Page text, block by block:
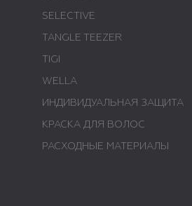
SELECTIVE
TANGLE TEEZER
TIGI
WELLA
ИНДИВИДУАЛЬНАЯ ЗАЩИТА
КРАСКА ДЛЯ ВОЛОС
РАСХОДНЫЕ МАТЕРИАЛЫ